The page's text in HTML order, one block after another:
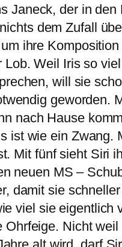
Janeck, der in den
dem Zufall
ihre
Weil Iris so
will sie
geworden.
nach Hause
ist wie ein Zwang.
Mit fünf sieht Siri
neuen MS –
damit sie
viel sie eigentlich
Nicht